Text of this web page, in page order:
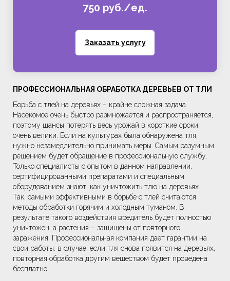
750 руб./ед.
Заказать услугу
ПРОФЕССИОНАЛЬНАЯ ОБРАБОТКА ДЕРЕВЬЕВ ОТ ТЛИ
Борьба с тлей на деревьях – крайне сложная задача.
Насекомое очень быстро размножается и распространяется,
поэтому шансы потерять весь урожай в короткие сроки
очень велики. Если на культурах была обнаружена тля,
нужно незамедлительно принимать меры. Самым разумным
решением будет обращение в профессиональную службу.
Только специалисты с опытом в данном направлении,
сертифицированными препаратами и специальным
оборудованием знают, как уничтожить тлю на деревьях.
Так, самыми эффективными в борьбе с тлей считаются
методы обработки горячим и холодным туманом. В
результате такого воздействия вредитель будет полностью
уничтожен, а растения – защищены от повторного
заражения. Профессиональная компания дает гарантии на
свои работы: в случае, если тля снова появится на деревьях,
повторная обработка другим веществом будет проведена
бесплатно.